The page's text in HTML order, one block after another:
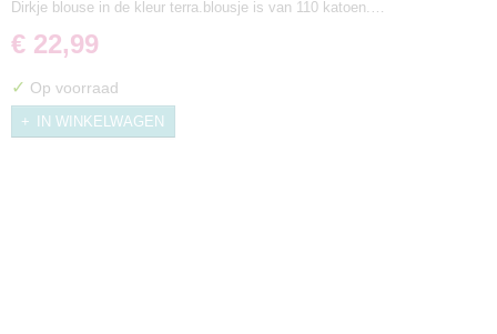
Dirkje blouse in de kleur terra.blousje is van 110 katoen.…
€ 22,99
✓ Op voorraad
IN WINKELWAGEN